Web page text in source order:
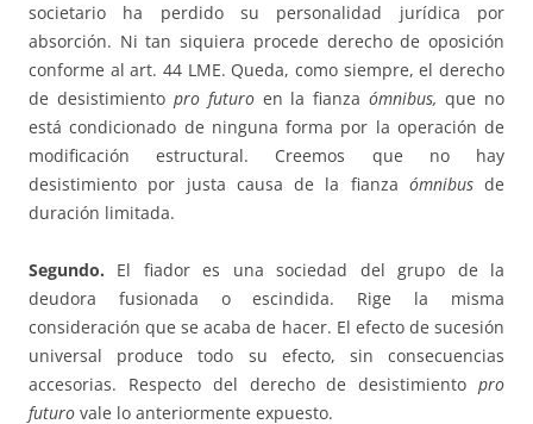
societario ha perdido su personalidad jurídica por
absorción. Ni tan siquiera procede derecho de oposición
conforme al art. 44 LME. Queda, como siempre, el derecho
de desistimiento pro futuro en la fianzaómnibus,que no
está condicionado de ninguna forma por la operación de
modificación estructural. Creemos que no hay
desistimiento por justa causa de la fianza ómnibus de
duración limitada.
Segundo. El fiador es una sociedad del grupo de la
deudora fusionada o escindida. Rige la misma
consideración que se acaba de hacer. El efecto de sucesión
universal produce todo su efecto, sin consecuencias
accesorias. Respecto del derecho de desistimiento pro
futuro vale lo anteriormente expuesto.